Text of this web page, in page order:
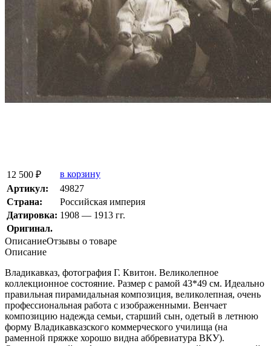
12 500 ₽
в корзину
Артикул:
49827
Страна:
Росcийская империя
Датировка: 1908 — 1913 гг.
Оригинал.
ОписаниеОтзывы о товаре
Описание
Владикавказ, фотография Г. Квитон. Великолепное
коллекционное состояние. Размер с рамой 43*49 см. Идеально
правильная пирамидальная композиция, великолепная, очень
профессиональная работа с изображенными. Венчает
композицию надежда семьи, старший сын, одетый в летнюю
форму Владикавказского коммерческого училища (на
раменной пряжке хорошо видна аббревиатура ВКУ).